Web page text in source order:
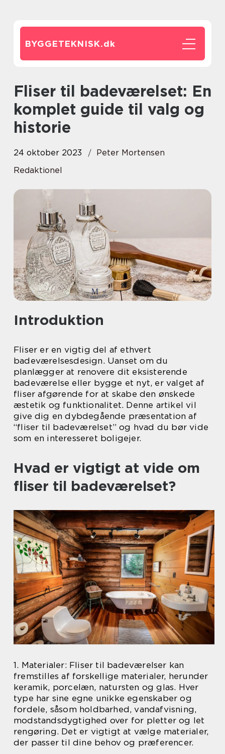
BYGGETEKNISK.dk
Fliser til badeværelset: En
komplet guide til valg og
historie
24 oktober 2023
Peter Mortensen
Redaktionel
Introduktion
Fliser er en vigtig del af ethvert
badeværelsesdesign. Uanset om du
planlægger at renovere dit eksisterende
badeværelse eller bygge et nyt, er valget af
fliser afgørende for at skabe den ønskede
æstetik og funktionalitet. Denne artikel vil
give dig en dybdegående præsentation af
“fliser til badeværelset” og hvad du bør vide
som en interesseret boligejer.
Hvad er vigtigt at vide om
fliser til badeværelset?
1. Materialer: Fliser til badeværelser kan
fremstilles af forskellige materialer, herunder
keramik, porcelæn, natursten og glas. Hver
type har sine egne unikke egenskaber og
fordele, såsom holdbarhed, vandafvisning,
modstandsdygtighed over for pletter og let
rengøring. Det er vigtigt at vælge materialer,
der passer til dine behov og præferencer.